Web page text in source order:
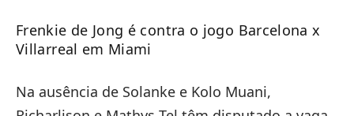
Frenkie de Jong é contra o jogo Barcelona x
Villarreal em Miami
Na ausência de Solanke e Kolo Muani,